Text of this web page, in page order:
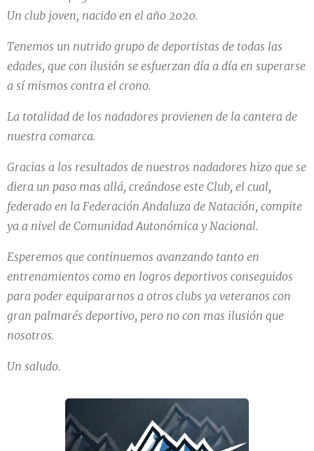
Un club joven, nacido en el año 2020.
Tenemos un nutrido grupo de deportistas de todas las
edades, que con ilusión se esfuerzan día a día en superarse
a sí mismos contra el crono.
La totalidad de los nadadores provienen de la cantera de
nuestra comarca.
Gracias a los resultados de nuestros nadadores hizo que se
diera un paso mas allá, creándose este Club, el cual,
federado en la Federación Andaluza de Natación, compite
ya a nivel de Comunidad Autonómica y Nacional.
Esperemos que continuemos avanzando tanto en
entrenamientos como en logros deportivos conseguidos
para poder equipararnos a otros clubs ya veteranos con
gran palmarés deportivo, pero no con mas ilusión que
nosotros.
Un saludo.